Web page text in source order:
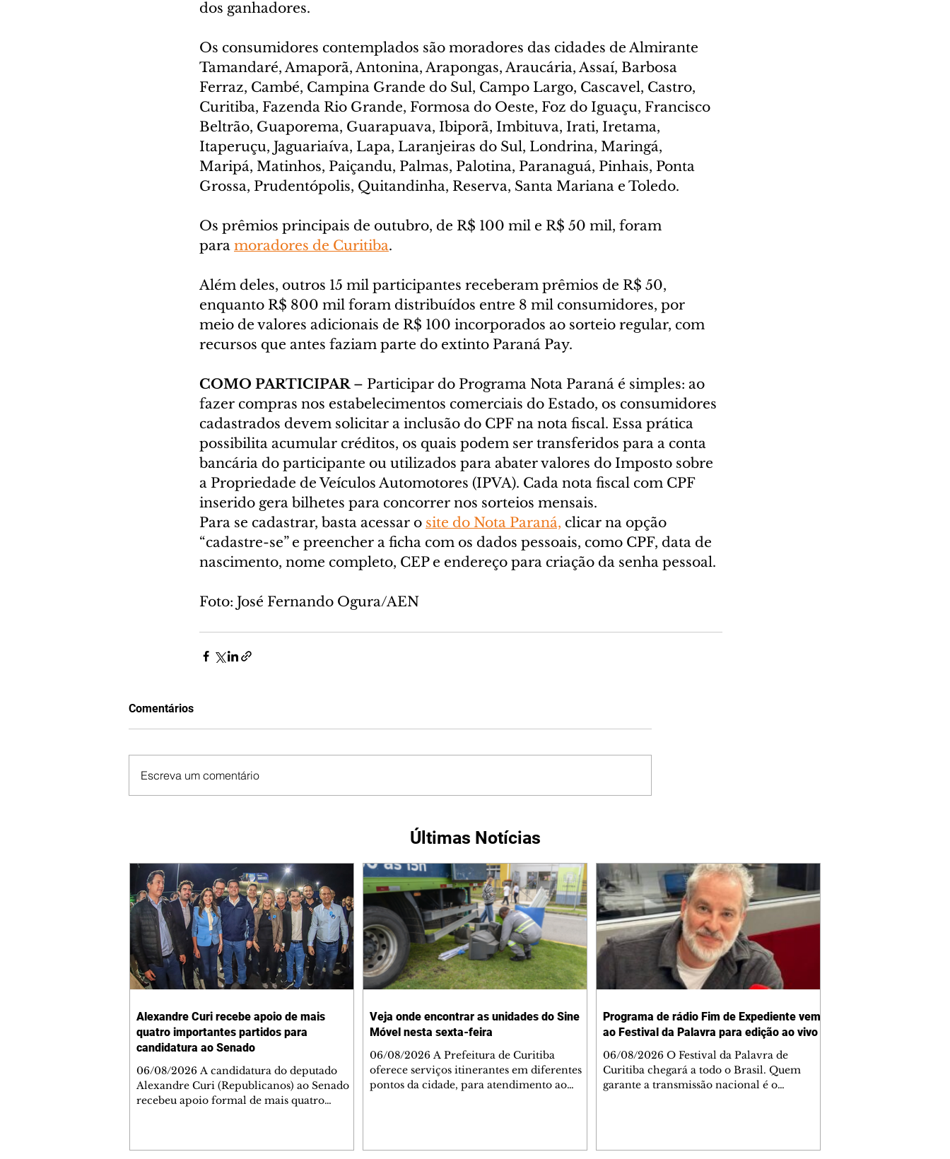
dos ganhadores.
Os consumidores contemplados são moradores das cidades de Almirante
Tamandaré, Amaporã, Antonina, Arapongas, Araucária, Assaí, Barbosa
Ferraz, Cambé, Campina Grande do Sul, Campo Largo, Cascavel, Castro,
Curitiba, Fazenda Rio Grande, Formosa do Oeste, Foz do Iguaçu, Francisco
Beltrão, Guaporema, Guarapuava, Ibiporã, Imbituva, Irati, Iretama,
Itaperuçu, Jaguariaíva, Lapa, Laranjeiras do Sul, Londrina, Maringá,
Maripá, Matinhos, Paiçandu, Palmas, Palotina, Paranaguá, Pinhais, Ponta
Grossa, Prudentópolis, Quitandinha, Reserva, Santa Mariana e Toledo.
Os prêmios principais de outubro, de R$ 100 mil e R$ 50 mil, foram
para moradores de Curitiba.
Além deles, outros 15 mil participantes receberam prêmios de R$ 50,
enquanto R$ 800 mil foram distribuídos entre 8 mil consumidores, por
meio de valores adicionais de R$ 100 incorporados ao sorteio regular, com
recursos que antes faziam parte do extinto Paraná Pay.
COMO PARTICIPAR – Participar do Programa Nota Paraná é simples: ao
fazer compras nos estabelecimentos comerciais do Estado, os consumidores
cadastrados devem solicitar a inclusão do CPF na nota fiscal. Essa prática
possibilita acumular créditos, os quais podem ser transferidos para a conta
bancária do participante ou utilizados para abater valores do Imposto sobre
a Propriedade de Veículos Automotores (IPVA). Cada nota fiscal com CPF
inserido gera bilhetes para concorrer nos sorteios mensais.
Para se cadastrar, basta acessar o site do Nota Paraná, clicar na opção
“cadastre-se” e preencher a ficha com os dados pessoais, como CPF, data de
nascimento, nome completo, CEP e endereço para criação da senha pessoal.
Foto: José Fernando Ogura/AEN
Comentários
Escreva um comentário
Últimas Notícias
Alexandre Curi recebe apoio de mais
quatro importantes partidos para
candidatura ao Senado
06/08/2026 A candidatura do deputado
Alexandre Curi (Republicanos) ao Senado
recebeu apoio formal de mais quatro
Veja onde encontrar as unidades do Sine
Móvel nesta sexta-feira
06/08/2026 A Prefeitura de Curitiba
oferece serviços itinerantes em diferentes
pontos da cidade, para atendimento ao
Programa de rádio Fim de Expediente vem
ao Festival da Palavra para edição ao vivo
06/08/2026 O Festival da Palavra de
Curitiba chegará a todo o Brasil. Quem
garante a transmissão nacional é o